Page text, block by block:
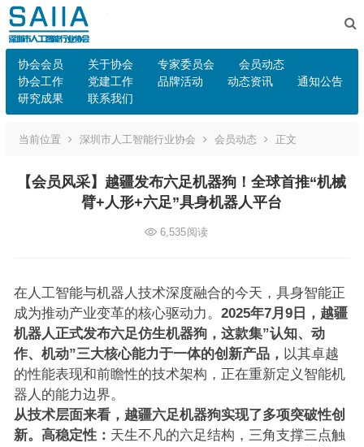
协会会员 关于协会 专家委员会
会员动态
协会工作
党建工作 品牌活动 动态资讯
通知公告
研究成果
联系我们
当前位置 深圳市人工智能行业协会 会员动态 正文
【会员风采】越疆发布六足机器狗！全球首推“机械
臂+人形+六足”具身机器人平台
6,535阅读
在人工智能与机器人技术深度融合的今天，具身智能正
成为推动产业变革的核心驱动力。 2025年7月9日， 越疆
机器人正式发布六足仿生机器狗，这款集”认知、动
作、机动”三大核心能力于一体的创新产品， 以其卓越
的性能表现和前瞻性的技术架构，正在重新定义智能机
器人的能力边界。
从技术层面来看，越疆六足机器狗实现了多项突破性创
新。高稳定性： 天生不凡的六足结构，三角支撑三点触